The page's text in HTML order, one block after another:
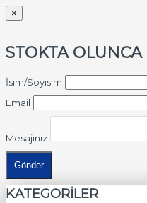
×
STOKTA
İsim/Soyisim
Email
Mesajınız
Gönder
KATEGORİLER